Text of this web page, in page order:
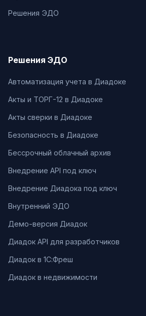
Решения ЭДО
Решения ЭДО
Автоматизация учета в Диадоке
Акты и ТОРГ-12 в Диадоке
Акты сверки в Диадоке
Безопасность в Диадоке
Бессрочный облачный архив
Внедрение API под ключ
Внедрение Диадока под ключ
Внутренний ЭДО
Демо-версия Диадок
Диадок API для разработчиков
Диадок в 1С:Фреш
Диадок в недвижимости